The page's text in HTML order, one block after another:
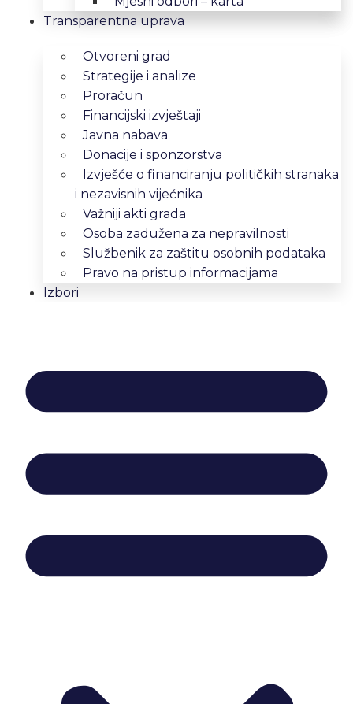
Transparentna uprava
Otvoreni grad
Strategije i analize
Proračun
Financijski izvještaji
Javna nabava
Donacije i sponzorstva
Izvješće o financiranju političkih stranaka
i nezavisnih vijećnika
Važniji akti grada
Osoba zadužena za nepravilnosti
Službenik za zaštitu osobnih podataka
Pravo na pristup informacijama
Izbori